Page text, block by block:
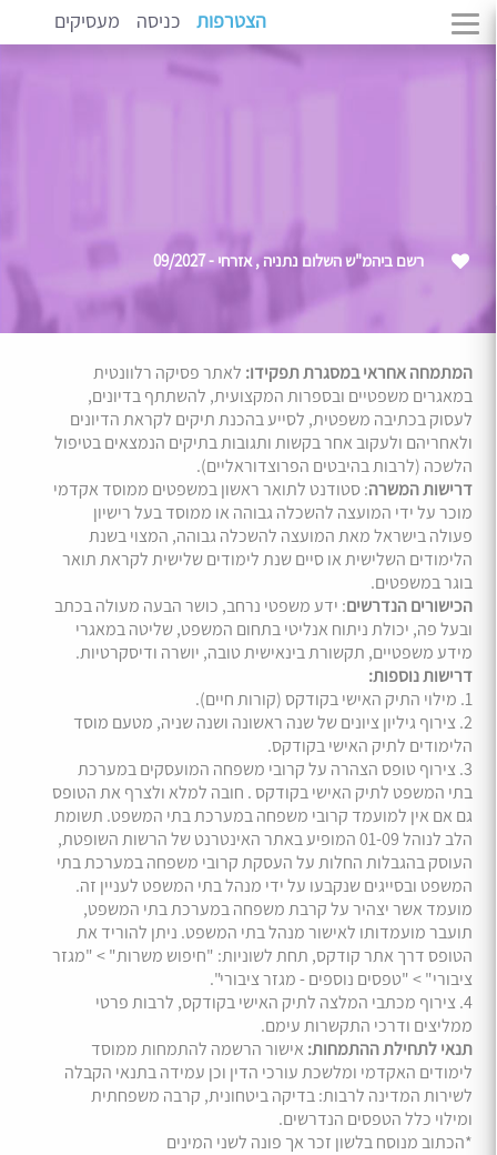
הצטרפות כניסה מעסיקים
רשם ביהמ"ש השלום נתניה , אזרחי - 09/2027
המתמחה אחראי במסגרת תפקידו: לאתר פסיקה רלוונטית
במאגרים משפטיים ובספרות המקצועית, להשתתף בדיונים,
לעסוק בכתיבה משפטית, לסייע בהכנת תיקים לקראת הדיונים
ולאחריהם ולעקוב אחר בקשות ותגובות בתיקים הנמצאים בטיפול
הלשכה (לרבות בהיבטים הפרוצדוראליים).
דרישות המשרה: סטודנט לתואר ראשון במשפטים ממוסד אקדמי
מוכר על ידי המועצה להשכלה גבוהה או ממוסד בעל רישיון
פעולה בישראל מאת המועצה להשכלה גבוהה, המצוי בשנת
הלימודים השלישית או סיים שנת לימודים שלישית לקראת תואר
בוגר במשפטים.
הכישורים הנדרשים: ידע משפטי נרחב, כושר הבעה מעולה בכתב
ובעל פה, יכולת ניתוח אנליטי בתחום המשפט, שליטה במאגרי
מידע משפטיים, תקשורת בינאישית טובה, יושרה ודיסקרטיות.
דרישות נוספות:
1. מילוי התיק האישי בקודקס (קורות חיים).
2. צירוף גיליון ציונים של שנה ראשונה ושנה שניה, מטעם מוסד
הלימודים לתיק האישי בקודקס.
3. צירוף טופס הצהרה על קרובי משפחה המועסקים במערכת
בתי המשפט לתיק האישי בקודקס . חובה למלא ולצרף את הטופס
גם אם אין למועמד קרובי משפחה במערכת בתי המשפט. תשומת
הלב לנוהל 01-09 המופיע באתר האינטרנט של הרשות השופטת,
העוסק בהגבלות החלות על העסקת קרובי משפחה במערכת בתי
המשפט ובסייגים שנקבעו על ידי מנהל בתי המשפט לעניין זה.
מועמד אשר יצהיר על קרבת משפחה במערכת בתי המשפט,
תועבר מועמדותו לאישור מנהל בתי המשפט. ניתן להוריד את
הטופס דרך אתר קודקס, תחת לשוניות: "חיפוש משרות" > "מגזר
ציבורי" > "טפסים נוספים - מגזר ציבורי".
4. צירוף מכתבי המלצה לתיק האישי בקודקס, לרבות פרטי
ממליצים ודרכי התקשרות עימם.
תנאי לתחילת ההתמחות: אישור הרשמה להתמחות ממוסד
לימודים האקדמי ומלשכת עורכי הדין וכן עמידה בתנאי הקבלה
לשירות המדינה לרבות: בדיקה ביטחונית, קרבה משפחתית
ומילוי כלל הטפסים הנדרשים.
*הכתוב מנוסח בלשון זכר אך פונה לשני המינים